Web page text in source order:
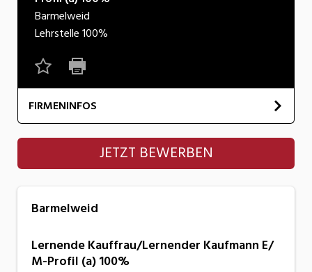
Verkehr/Logistik
Wirtschaft/Verwaltung
Barmelweid
Lehrstelle100%
FIRMENINFOS
Barmelweid
JETZT BEWERBEN
Barmelweid
Lernende Kauffrau/​Lernender Kaufmann E/​
M-Profil (a) 100%